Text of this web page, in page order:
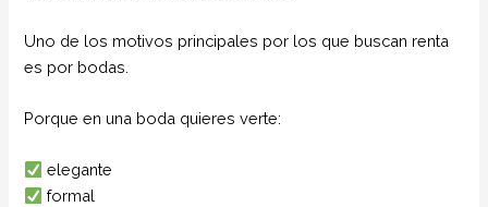
Uno de los motivos principales por los que buscan renta
es por bodas.
Porque en una boda quieres verte:
elegante
formal